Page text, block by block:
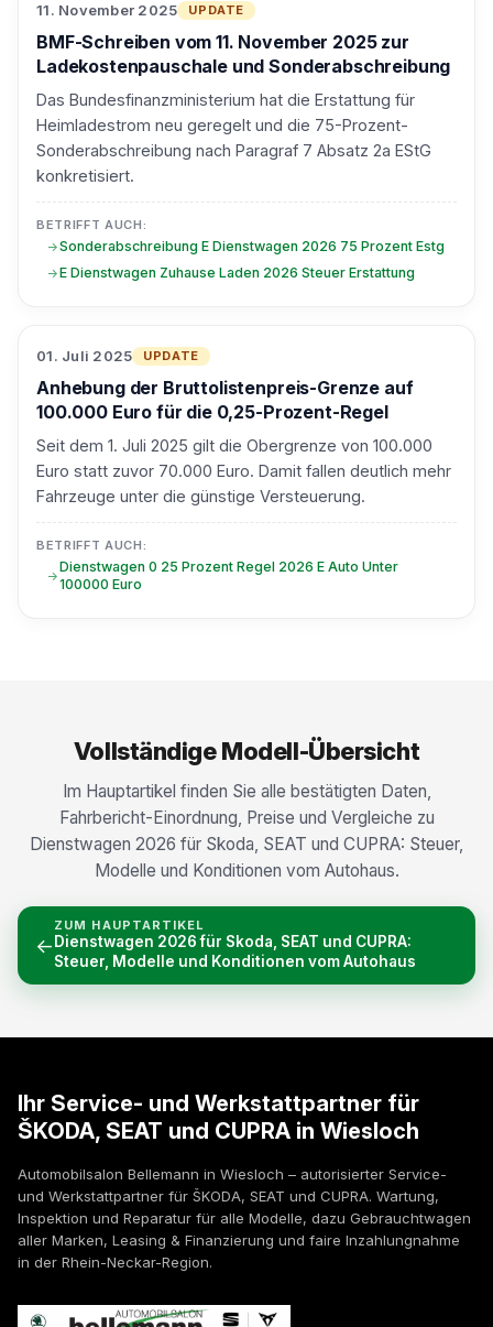
11. November 2025 UPDATE
BMF-Schreiben vom 11. November 2025 zur
Ladekostenpauschale und Sonderabschreibung
Das Bundesfinanzministerium hat die Erstattung für
Heimladestrom neu geregelt und die 75-Prozent-
Sonderabschreibung nach Paragraf 7 Absatz 2a EStG
konkretisiert.
BETRIFFT AUCH:
Sonderabschreibung E Dienstwagen 2026 75 Prozent Estg
E Dienstwagen Zuhause Laden 2026 Steuer Erstattung
01. Juli 2025 UPDATE
Anhebung der Bruttolistenpreis-Grenze auf
100.000 Euro für die 0,25-Prozent-Regel
Seit dem 1. Juli 2025 gilt die Obergrenze von 100.000
Euro statt zuvor 70.000 Euro. Damit fallen deutlich mehr
Fahrzeuge unter die günstige Versteuerung.
BETRIFFT AUCH:
Dienstwagen 0 25 Prozent Regel 2026 E Auto Unter
100000 Euro
Vollständige Modell-Übersicht
Im Hauptartikel finden Sie alle bestätigten Daten,
Fahrbericht-Einordnung, Preise und Vergleiche zu
Dienstwagen 2026 für Skoda, SEAT und CUPRA: Steuer,
Modelle und Konditionen vom Autohaus.
←
ZUM HAUPTARTIKEL
Dienstwagen 2026 für Skoda, SEAT und CUPRA:
Steuer, Modelle und Konditionen vom Autohaus
Ihr Service- und Werkstattpartner für
ŠKODA, SEAT und CUPRA in Wiesloch
Automobilsalon Bellemann in Wiesloch – autorisierter Service-
und Werkstattpartner für ŠKODA, SEAT und CUPRA. Wartung,
Inspektion und Reparatur für alle Modelle, dazu Gebrauchtwagen
aller Marken, Leasing & Finanzierung und faire Inzahlungnahme
in der Rhein-Neckar-Region.